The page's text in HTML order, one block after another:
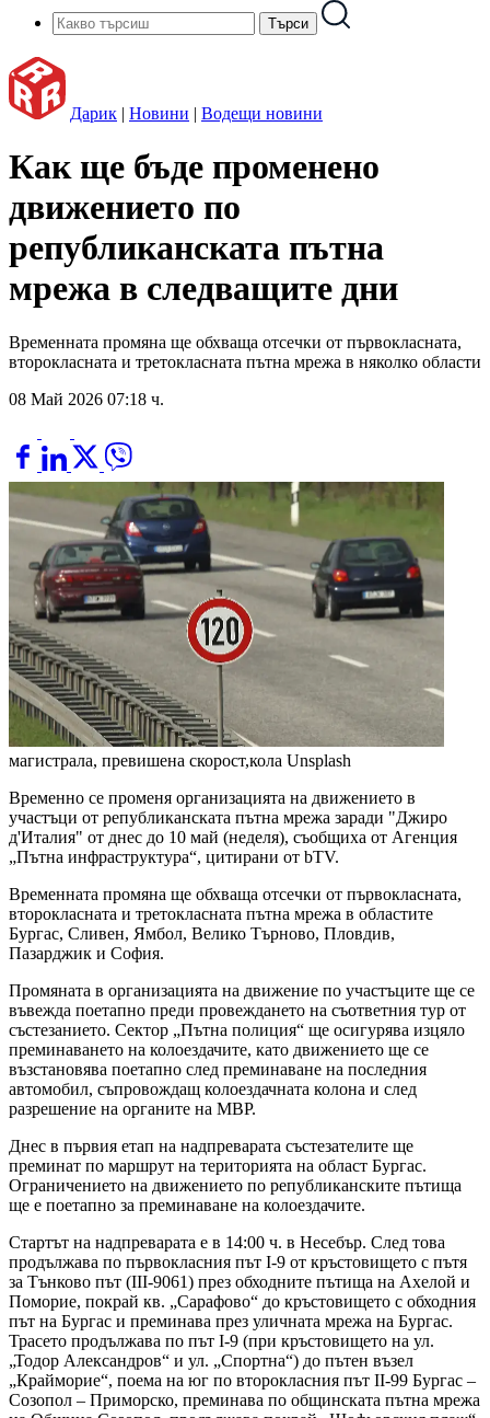
Дарик | Новини | Водещи новини
Как ще бъде променено
движението по
републиканската пътна
мрежа в следващите дни
Временната промяна ще обхваща отсечки от първокласната,
второкласната и третокласната пътна мрежа в няколко области
08 Май 2026 07:18 ч.
магистрала, превишена скорост,кола Unsplash
Временно се променя организацията на движението в
участъци от републиканската пътна мрежа заради "Джиро
д'Италия" от днес до 10 май (неделя), съобщиха от Агенция
„Пътна инфраструктура“, цитирани от bTV.
Временната промяна ще обхваща отсечки от първокласната,
второкласната и третокласната пътна мрежа в областите
Бургас, Сливен, Ямбол, Велико Търново, Пловдив,
Пазарджик и София.
Промяната в организацията на движение по участъците ще се
въвежда поетапно преди провеждането на съответния тур от
състезанието. Сектор „Пътна полиция“ ще осигурява изцяло
преминаването на колоездачите, като движението ще се
възстановява поетапно след преминаване на последния
автомобил, съпровождащ колоездачната колона и след
разрешение на органите на МВР.
Днес в първия етап на надпреварата състезателите ще
преминат по маршрут на територията на област Бургас.
Ограничението на движението по републиканските пътища
ще е поетапно за преминаване на колоездачите.
Стартът на надпреварата е в 14:00 ч. в Несебър. След това
продължава по първокласния път I-9 от кръстовището с пътя
за Тънково път (III-9061) през обходните пътища на Ахелой и
Поморие, покрай кв. „Сарафово“ до кръстовището с обходния
път на Бургас и преминава през уличната мрежа на Бургас.
Трасето продължава по път I-9 (при кръстовището на ул.
„Тодор Александров“ и ул. „Спортна“) до пътен възел
„Крайморие“, поема на юг по второкласния път II-99 Бургас –
Созопол – Приморско, преминава по общинската пътна мрежа